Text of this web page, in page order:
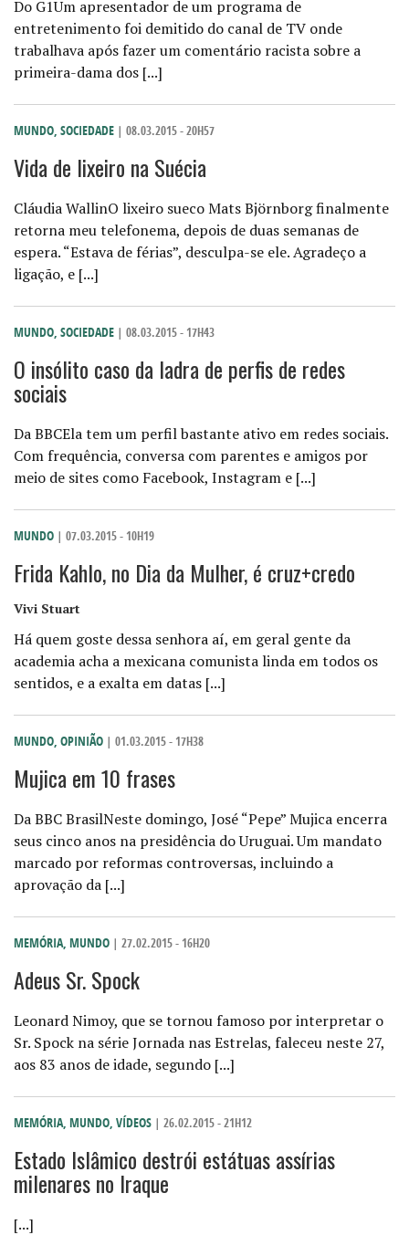
Do G1Um apresentador de um programa de
entretenimento foi demitido do canal de TV onde
trabalhava após fazer um comentário racista sobre a
primeira-dama dos [...]
MUNDO, SOCIEDADE | 08.03.2015 - 20H57
Vida de lixeiro na Suécia
Cláudia WallinO lixeiro sueco Mats Björnborg finalmente
retorna meu telefonema, depois de duas semanas de
espera. “Estava de férias”, desculpa-se ele. Agradeço a
ligação, e [...]
MUNDO, SOCIEDADE | 08.03.2015 - 17H43
O insólito caso da ladra de perfis de redes
sociais
Da BBCEla tem um perfil bastante ativo em redes sociais.
Com frequência, conversa com parentes e amigos por
meio de sites como Facebook, Instagram e [...]
MUNDO | 07.03.2015 - 10H19
Frida Kahlo, no Dia da Mulher, é cruz+credo
Vivi Stuart
Há quem goste dessa senhora aí, em geral gente da
academia acha a mexicana comunista linda em todos os
sentidos, e a exalta em datas [...]
MUNDO, OPINIÃO | 01.03.2015 - 17H38
Mujica em 10 frases
Da BBC BrasilNeste domingo, José “Pepe” Mujica encerra
seus cinco anos na presidência do Uruguai. Um mandato
marcado por reformas controversas, incluindo a
aprovação da [...]
MEMÓRIA, MUNDO | 27.02.2015 - 16H20
Adeus Sr. Spock
Leonard Nimoy, que se tornou famoso por interpretar o
Sr. Spock na série Jornada nas Estrelas, faleceu neste 27,
aos 83 anos de idade, segundo [...]
MEMÓRIA, MUNDO, VÍDEOS | 26.02.2015 - 21H12
Estado Islâmico destrói estátuas assírias
milenares no Iraque
[...]